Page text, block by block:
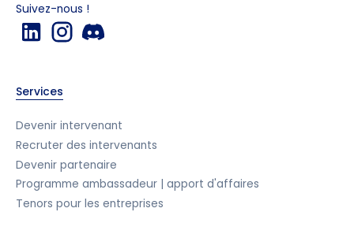
Suivez-nous !
Services
Devenir intervenant
Recruter des intervenants
Devenir partenaire
Programme ambassadeur | apport d'affaires
Tenors pour les entreprises